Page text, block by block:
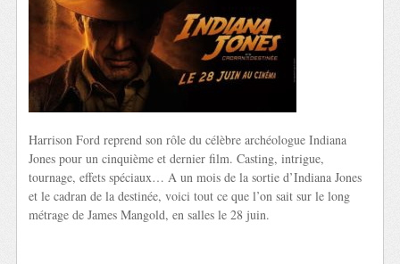
Harrison Ford reprend son rôle du célèbre archéologue Indiana
Jones pour un cinquième et dernier film. Casting, intrigue,
tournage, effets spéciaux… A un mois de la sortie d’Indiana Jones
et le cadran de la destinée, voici tout ce que l’on sait sur le long
métrage de James Mangold, en salles le 28 juin.